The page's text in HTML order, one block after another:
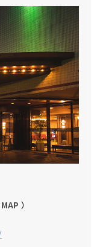
）